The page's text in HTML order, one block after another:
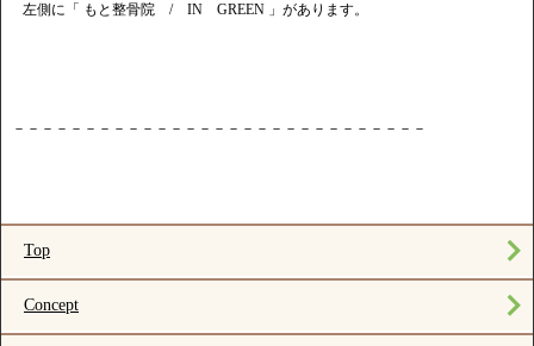
左側に「 もと整骨院 / IN GREEN 」があります。
－－－－－－－－－－－－－－－－－－－－－－－－－－－－－
Top
Concept